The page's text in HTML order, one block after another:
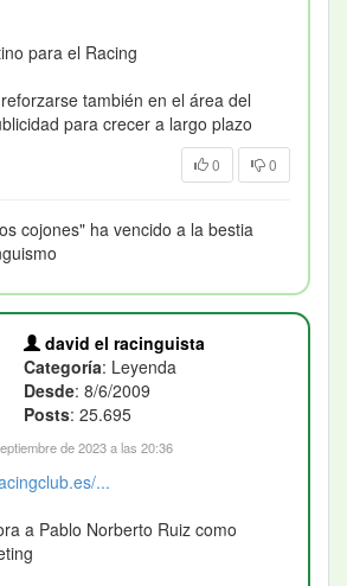
para el Racing
también en el área del
para crecer a largo plazo
0 0
cojones" ha vencido a la bestia
david el racinguista
Categoría: Leyenda
Desde: 8/6/2009
Posts: 25.695
de 2023 a las 20:36
...
a Pablo Norberto Ruiz como